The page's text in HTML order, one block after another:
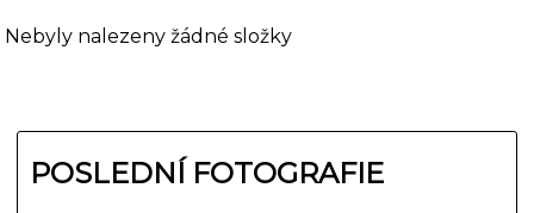
Nebyly nalezeny žádné složky
POSLEDNÍ FOTOGRAFIE